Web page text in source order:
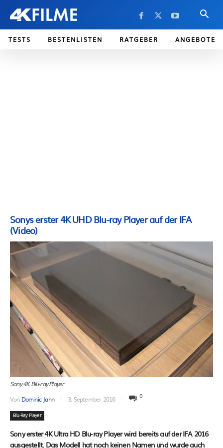
TESTS BESTENLISTEN RATGEBER ANGEBOTE
Sonys erster 4K UHD Blu-ray Player auf der IFA
(Video)
Sony 4K Blu-ray Player
Von Dominic Jahn 3. September 2016 0
Blu-Ray Player
Sony erster 4K Ultra HD Blu-ray Player wird bereits auf der IFA 2016
ausgestellt. Das Modell hat noch keinen Namen und wurde auch